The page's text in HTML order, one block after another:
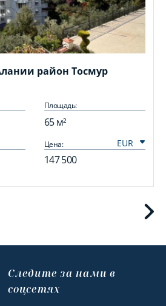
район Тосмур
Площадь:
65 м²
Цена:
147 500
Cледите за нами в
соцсетях